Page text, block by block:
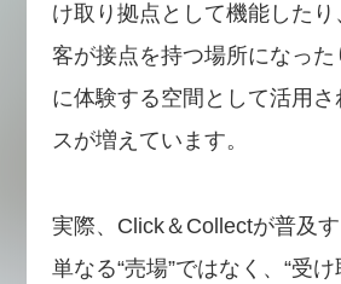
け取り拠点として機能した
客が接点を持つ場所になっ
に体験する空間として活用
スが増えています。
実際、Click＆Collectが普及
単なる“売場”ではなく、“受